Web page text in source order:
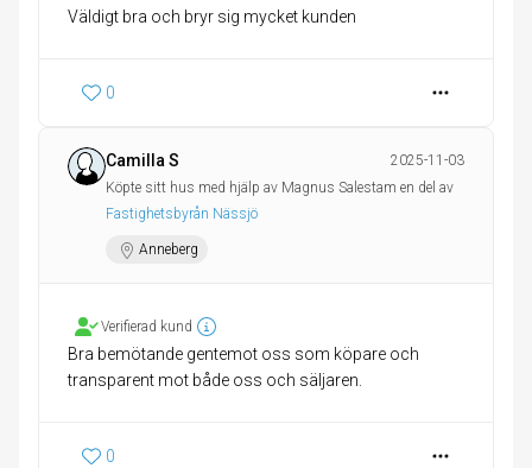
Väldigt bra och bryr sig mycket kunden
0
Camilla S
2025-11-03
Köpte sitt hus med hjälp av Magnus Salestam en del av
Fastighetsbyrån Nässjö
Anneberg
Verifierad kund
Bra bemötande gentemot oss som köpare och
transparent mot både oss och säljaren.
0